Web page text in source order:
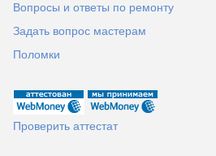
Вопросы и ответы по ремонту
Задать вопрос мастерам
Поломки
Проверить аттестат